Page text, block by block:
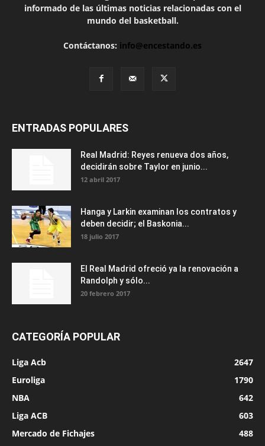
informado de las últimas noticias relacionadas con el
mundo del basketball.
Contáctanos: info@encestando.es
ENTRADAS POPULARES
Real Madrid: Reyes renueva dos años,
decidirán sobre Taylor en junio...
12 abril 2017
Hanga y Larkin examinan los contratos y
deben decidir; el Baskonia...
18 julio 2017
El Real Madrid ofreció ya la renovación a
Randolph y sólo...
20 febrero 2017
CATEGORÍA POPULAR
Liga Acb
2647
Euroliga
1790
NBA
642
Liga ACB
603
Mercado de Fichajes
488